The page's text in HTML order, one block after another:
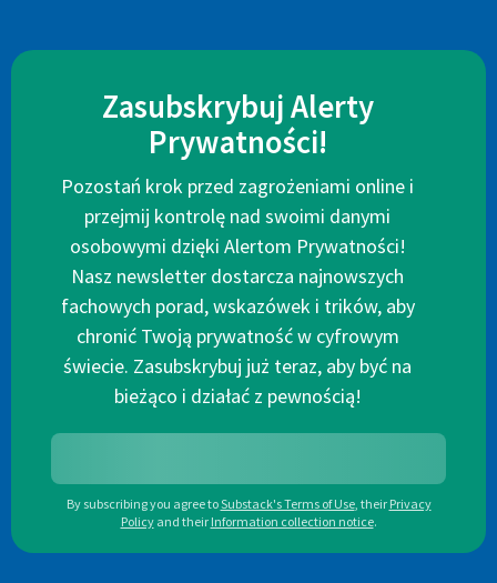
Zasubskrybuj Alerty
Prywatności!
Pozostań krok przed zagrożeniami online i
przejmij kontrolę nad swoimi danymi
osobowymi dzięki Alertom Prywatności!
Nasz newsletter dostarcza najnowszych
fachowych porad, wskazówek i trików, aby
chronić Twoją prywatność w cyfrowym
świecie. Zasubskrybuj już teraz, aby być na
bieżąco i działać z pewnością!
By subscribing you agree toSubstack's Terms of Use, their Privacy
Policy and their Information collection notice.